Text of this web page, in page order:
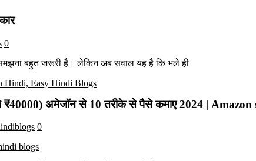
0
बहुत जरूरी है। लेकिन अब सवाल यह है कि भले ही
अमेजॉन से 10 तरीके से पैसे कमाए 2024 |
0